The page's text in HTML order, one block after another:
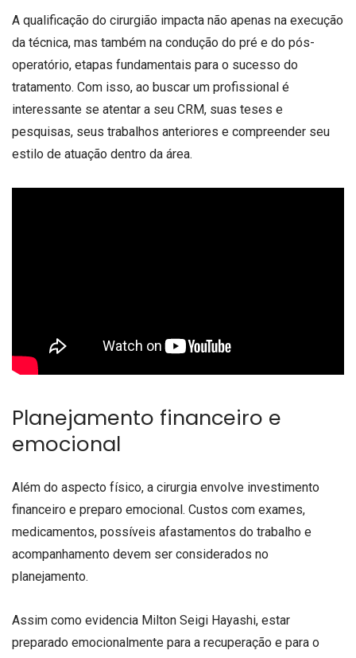
A qualificação do cirurgião impacta não apenas na execução
da técnica, mas também na condução do pré e do pós-
operatório, etapas fundamentais para o sucesso do
tratamento. Com isso, ao buscar um profissional é
interessante se atentar a seu CRM, suas teses e
pesquisas, seus trabalhos anteriores e compreender seu
estilo de atuação dentro da área.
Planejamento financeiro e
emocional
Além do aspecto físico, a cirurgia envolve investimento
financeiro e preparo emocional. Custos com exames,
medicamentos, possíveis afastamentos do trabalho e
acompanhamento devem ser considerados no
planejamento.
Assim como evidencia Milton Seigi Hayashi, estar
preparado emocionalmente para a recuperação e para o